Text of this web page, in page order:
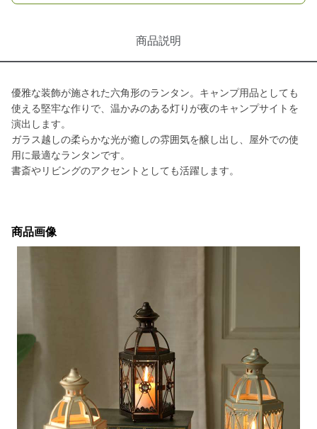
商品説明
優雅な装飾が施された六角形のランタン。キャンプ用品としても
使える堅牢な作りで、温かみのある灯りが夜のキャンプサイトを
演出します。
ガラス越しの柔らかな光が癒しの雰囲気を醸し出し、屋外での使
用に最適なランタンです。
書斎やリビングのアクセントとしても活躍します。
商品画像